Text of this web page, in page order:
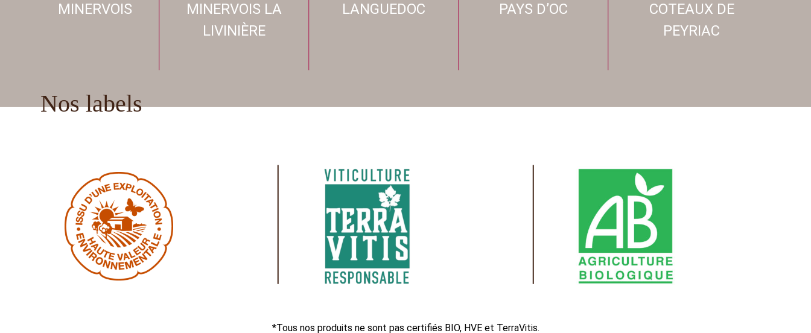
MINERVOIS
MINERVOIS LA
LIVINIÈRE
LANGUEDOC PAYS D’OC
COTEAUX DE
PEYRIAC
Nos labels
a pour but d’identifier et de
valoriser des pratiques agricoles
plus respectueuses de
l’environnement. Elle correspond à
l’atteinte du plus haut niveau d’un
dispositif de certification
environnementale des exploitations
agricoles.*
reconnue par le Ministère de
l’Agriculture et de l’Alimentation. Elle
garantit une viticulture responsable,
qui vise à préserver la Nature, à
protéger l’Humain et à assurer la
viabilité économique du producteur.
Enfin, elle offre au consommateur la
garantie d’une traçabilité sans faille
de la vigne jusqu’au verre, gage de
label bio de l’Union
est un label de qualité
certifiant qu’un produit
commercialisé est conforme au
règlement de l’Union européenne sur
l’agriculture biologique, fondé sur
l’interdiction, entre autres, des
engrais et pesticides de synthèse.*
*Tous nos produits ne sont pas certifiés BIO, HVE et TerraVitis.